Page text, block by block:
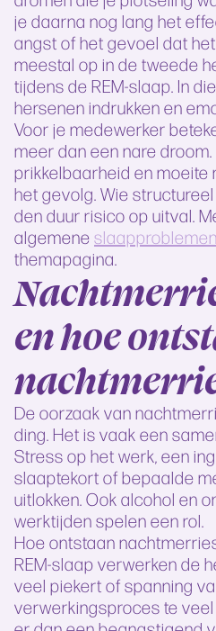
je daarna nog lang het
angst of het gevoel dat
meestal op in de tweede
tijdens de REM-slaap. In
hersenen indrukken en
Voor je medewerker
meer dan een nare
prikkelbaarheid en moeite
het gevolg. Wie
den duur risico op uitval.
algemene slaapproblemen
themapagina.
en hoe
De oorzaak van
ding. Het is vaak een
Stress op het werk, een
slaaptekort of bepaalde
uitlokken. Ook alcohol en
werktijden spelen een rol.
Hoe ontstaan
REM-slaap verwerken de
veel piekert of spanning
verwerkingsproces te